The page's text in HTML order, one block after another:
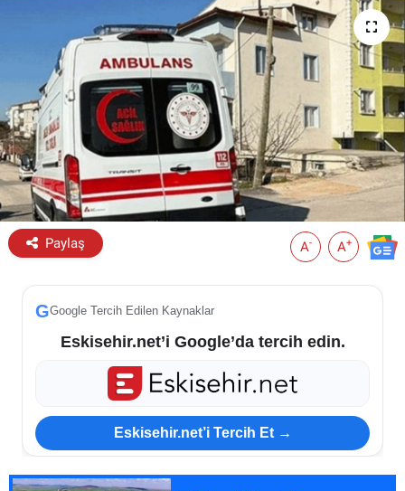
Paylaş A- A+
GGoogle Tercih Edilen Kaynaklar
Eskisehir.net’i Google’da tercih edin.
Eskisehir.net’i Tercih Et →
ESKİŞEHİR NÖBETÇİ ECZANELER
Eskişehir Haber İçerikleri
Eskişehir Hava Durumu
Eskişehir Tramvay Saatleri
Eskişehir Otobüs Saatleri